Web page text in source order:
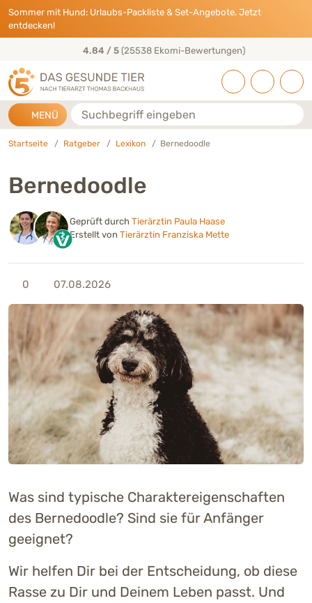
Direkt zu:
INHALT
HAUPTMENÜ
FOOTER
Sommer mit Hund: Urlaubs-Packliste & Set-Angebote. Jetzt
entdecken!
50+ Jahre Tierarzt-Erfahrung
MENÜ Suche
Startseite Ratgeber Lexikon Bernedoodle
Bernedoodle
Geprüft durch Tierärztin Paula Haase
Erstellt von Tierärztin Franziska Mette
0 07.08.2026
Was sind typische Charaktereigenschaften
des Bernedoodle? Sind sie für Anfänger
geeignet?
Wir helfen Dir bei der Entscheidung, ob diese
Rasse zu Dir und Deinem Leben passt. Und